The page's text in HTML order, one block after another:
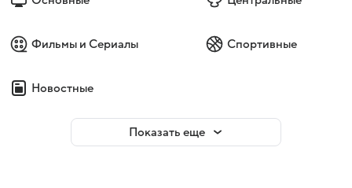
Фильмы и Сериалы Спортивные
Новостные
Показать еще